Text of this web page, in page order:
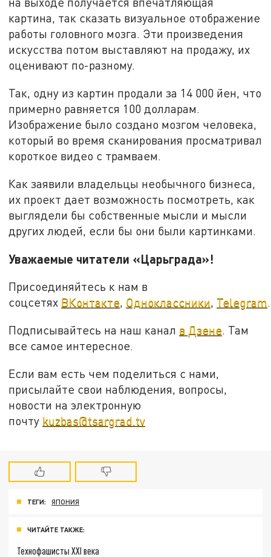
картина, так сказать визуальное отображение
работы головного мозга. Эти произведения
искусства потом выставляют на продажу, их
оценивают по-разному.
Так, одну из картин продали за 14 000 йен, что
примерно равняется 100 долларам.
Изображение было создано мозгом человека,
который во время сканирования просматривал
короткое видео с трамваем.
Как заявили владельцы необычного бизнеса,
их проект дает возможность посмотреть, как
выглядели бы собственные мысли и мысли
других людей, если бы они были картинками.
Уважаемые читатели «Царьграда»!
Присоединяйтесь к нам в
соцсетях ВКонтакте, Одноклассники, Telegram.
Подписывайтесь на наш канал в Дзене. Там
все самое интересное.
Если вам есть чем поделиться с нами,
присылайте свои наблюдения, вопросы,
новости на электронную
почту kuzbas@tsargrad.tv
ТЕГИ: ЯПОНИЯ
ЧИТАЙТЕ ТАКЖЕ:
Технофашисты XXI века